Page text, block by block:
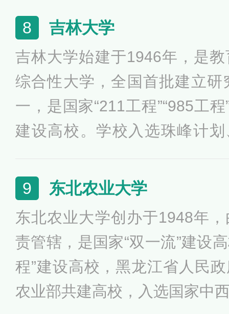
设高水平大学公派研究生项目
育改革示范高校、学位授权自
厉绥之、束星北、李政道等杰
8 吉林大学
吉林大学始建于1946年，是
综合性大学，全国首批建立
一，是国家“211工程”“985工
建设高校。学校入选珠峰计
养计划、卓越医生教育培养计
培养计划、国家大学生创新性
新创业教育改革示范高校。
9 东北农业大学
东北农业大学创办于1948年
责管辖，是国家“双一流”建设
程”建设高校，黑龙江省人民
农业部共建高校，入选国家中